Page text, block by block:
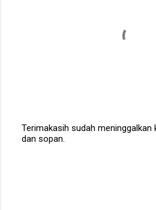
P
Terimakasih sudah meninggalkan
dan sopan.